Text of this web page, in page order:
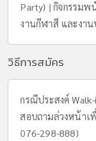
Party) | กิจกรรมพ
งานกีฬาสี และงา
วิธีการสมัคร
กรณีประสงค์
สอบถามล่วงหน้าเ
076-298-888)